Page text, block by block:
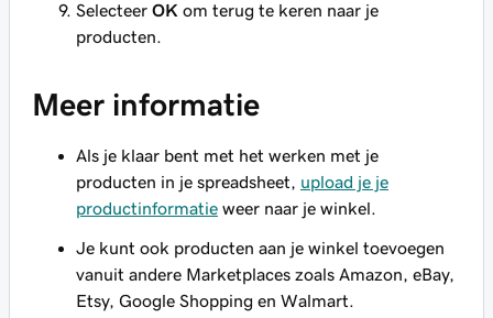
Selecteer OK om terug te keren naar je
producten.
Meer informatie
Als je klaar bent met het werken met je
producten in je spreadsheet, upload je je
productinformatie weer naar je winkel.
Je kunt ook producten aan je winkel toevoegen
vanuit andere Marketplaces zoals Amazon, eBay,
Etsy, Google Shopping en Walmart.